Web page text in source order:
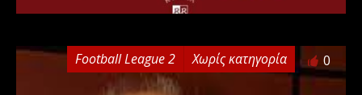
Football League 2 Χωρίς κατηγορία 0